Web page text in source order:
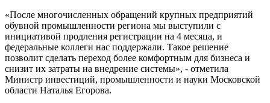
«После многочисленных обращений крупных предприятий
обувной промышленности региона мы выступили с
инициативой продления регистрации на 4 месяца, и
федеральные коллеги нас поддержали. Такое решение
позволит сделать переход более комфортным для бизнеса и
снизит их затраты на внедрение системы», - отметила
Министр инвестиций, промышленности и науки Московской
области Наталья Егорова.